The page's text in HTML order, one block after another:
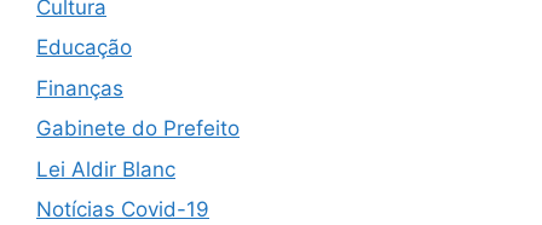
Cultura
Educação
Finanças
Gabinete do Prefeito
Lei Aldir Blanc
Notícias Covid-19